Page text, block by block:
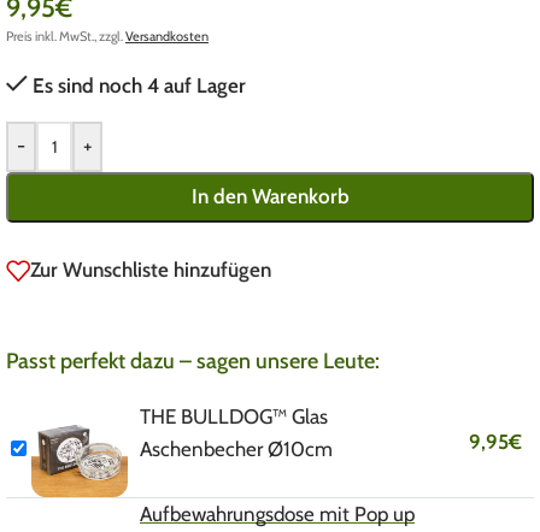
9,95€
Preis inkl. MwSt., zzgl. Versandkosten
Es sind noch 4 auf Lager
- +
In den Warenkorb
Zur Wunschliste hinzufügen
Passt perfekt dazu – sagen unsere Leute:
THE BULLDOG™ Glas
Aschenbecher Ø10cm
9,95€
Aufbewahrungsdose mit Pop up